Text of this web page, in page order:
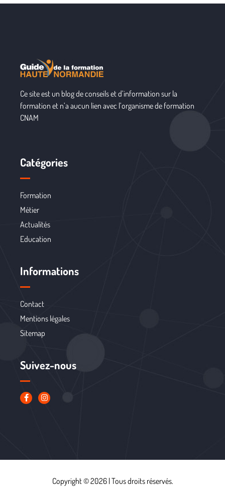
Ce site est un blog de conseils et d’information sur la
formation et n’a aucun lien avec l’organisme de formation
CNAM
Catégories
Formation
Métier
Actualités
Education
Informations
Contact
Mentions légales
Sitemap
Suivez-nous
Copyright © 2026 | Tous droits réservés.